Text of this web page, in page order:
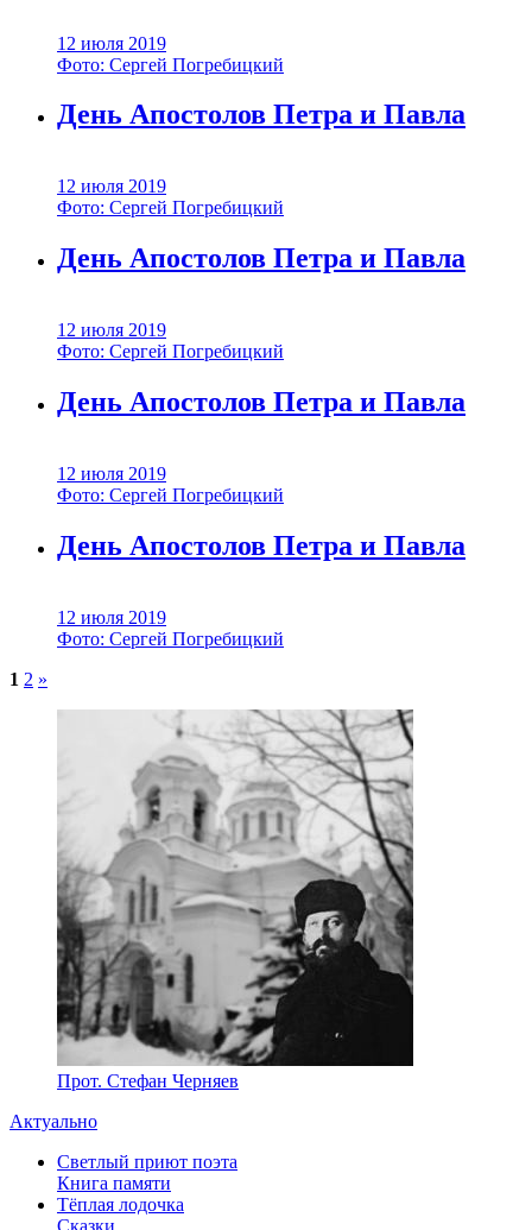
12 июля 2019
Фото: Сергей Погребицкий
День Апостолов Петра и Павла
12 июля 2019
Фото: Сергей Погребицкий
День Апостолов Петра и Павла
12 июля 2019
Фото: Сергей Погребицкий
День Апостолов Петра и Павла
12 июля 2019
Фото: Сергей Погребицкий
День Апостолов Петра и Павла
12 июля 2019
Фото: Сергей Погребицкий
1 2 »
Прот. Стефан Черняев
Актуально
Светлый приют поэта
Книга памяти
Тёплая лодочка
Сказки